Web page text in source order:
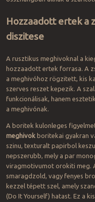
Hozzaadott ertek a
diszitese
A rusztikus meghivoknal a
hozzaadott ertek forrasa. A
a meghivóhoz rögzitett, kis
szerves reszet kepezik. A
funkcionálisak, hanem
a meghivónak.
A boritek kulonleges
meghivokboritekai gyakran
szinu, texturalt papirbol
nepszerubb, mely a par
viragmotivumot orokiti meg.
smaragdzold, vagy fenyes
kezzel tépett szel, amely
(Do It Yourself) hatast. Ez a